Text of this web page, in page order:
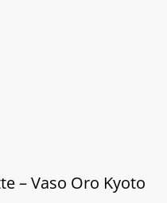
– Vaso Oro Kyoto